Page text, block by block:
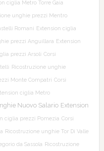
ciglia Metro Torre Gaia
unghie prezzi Mentro
Romani Extension ciglia
prezzi Anguillara Extension
prezzi Arsoli Corsi
Ricostruzione unghie
Monte Compatri Corsi
ciglia Metro
Nuovo Salario Extension
ciglia prezzi Pomezia Corsi
Ricostruzione unghie Tor Di Valle
da Sassola Ricostruzione